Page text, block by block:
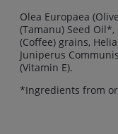
Olea Europaea
(Tamanu) Seed
(Coffee) grains,
Juniperus
(Vitamin E).
*Ingredients from